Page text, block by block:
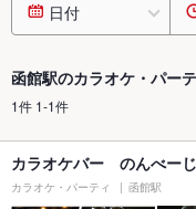
日付
函館駅のカラオケ・パー
1件 1-1件
カラオケバー のんべー
カラオケ・パーティ 函館駅